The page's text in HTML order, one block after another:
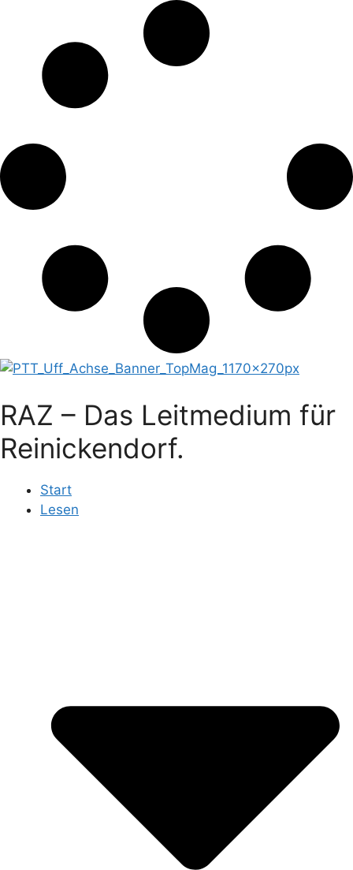
RAZ – Das Leitmedium für
Reinickendorf.
Start
Lesen